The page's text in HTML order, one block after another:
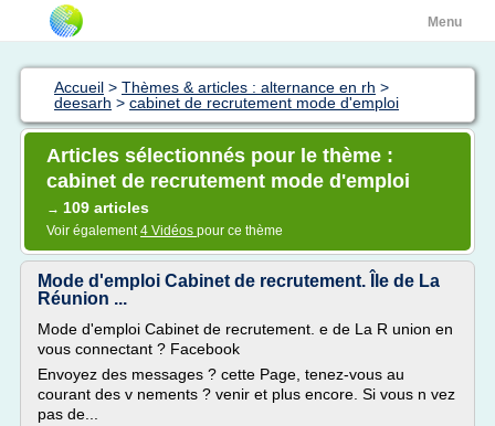
Menu
Accueil > Thèmes & articles : alternance en rh >
deesarh > cabinet de recrutement mode d'emploi
Articles sélectionnés pour le thème :
cabinet de recrutement mode d'emploi
→ 109 articles
Voir également4 Vidéos pour ce thème
Mode d'emploi Cabinet de recrutement. Île de La
Réunion ...
Mode d'emploi Cabinet de recrutement. e de La R union en
vous connectant ? Facebook
Envoyez des messages ? cette Page, tenez-vous au
courant des v nements ? venir et plus encore. Si vous n vez
pas de...